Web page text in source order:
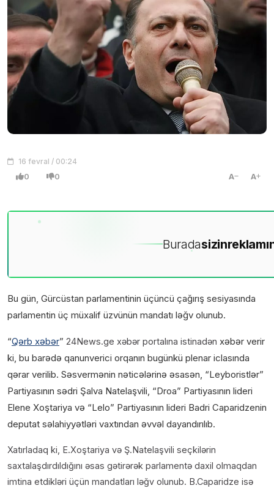
16 fevral / 00:24
0 0 A A
Buradasizin
Bu gün, Gürcüstan parlamentinin üçüncü çağırış sesiyasında
parlamentin üç müxalif üzvünün mandatı ləğv olunub.
“Qərb xəbər” 24News.ge xəbər portalına istinadən xəbər verir
ki, bu barədə qanunverici orqanın bugünkü plenar iclasında
qərar verilib. Səsvermənin nəticələrinə əsasən, “Leyboristlər”
Partiyasının sədri Şalva Natelaşvili, “Droa” Partiyasının lideri
Elene Xoştariya və “Lelo” Partiyasının lideri Badri Caparidzenin
deputat səlahiyyətləri vaxtından əvvəl dayandırılıb.
Xatırladaq ki, E.Xoştariya və Ş.Natelaşvili seçkilərin
saxtalaşdırdıldığını əsas gətirərək parlamentə daxil olmaqdan
imtina etdikləri üçün mandatları ləğv olunub. B.Caparidze isə